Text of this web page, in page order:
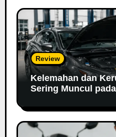
Review
Kelemahan dan
Sering Muncul